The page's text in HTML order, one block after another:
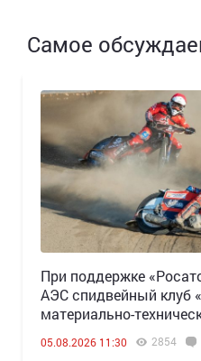
Самое
При поддержке
АЭС спидвейный клуб
материально-
05.08.2026 11:30 2854